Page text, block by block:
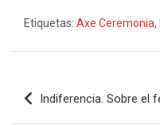
Etiquetas: Axe Ceremonia,
Navegación
de
Indiferencia. Sobre el